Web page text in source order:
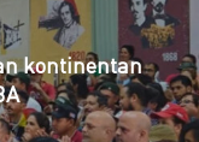
kontinentan